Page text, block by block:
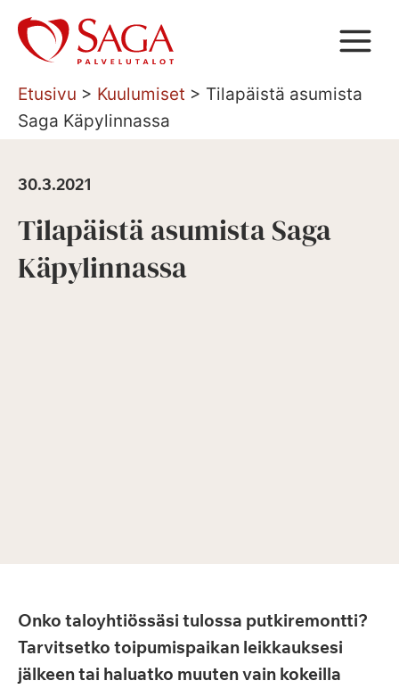
Siirry
sisältöön
Etusivu > Kuulumiset > Tilapäistä asumista
Saga Käpylinnassa
30.3.2021
Tilapäistä asumista Saga
Käpylinnassa
Onko taloyhtiössäsi tulossa putkiremontti?
Tarvitsetko toipumispaikan leikkauksesi
jälkeen tai haluatko muuten vain kokeilla